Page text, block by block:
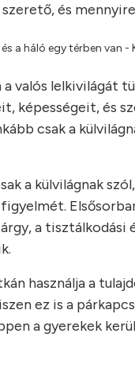
és
a háló egy térben van -
valós lelkivilágát
képességeit, és
csak a
a külvilágnak
a tisztálkodási
használja a
ez is a
a gyerekek